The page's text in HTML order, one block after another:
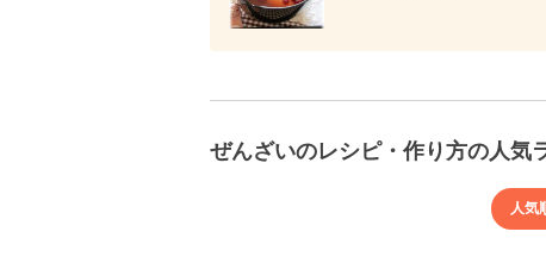
ぜんざいのレシピ・作り方の人気
人気